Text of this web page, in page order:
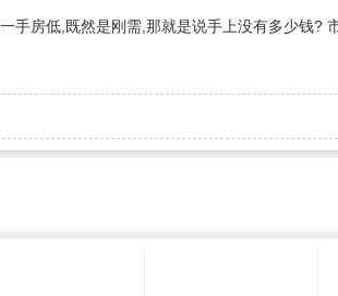
手房低,既然是刚需,那就是说手上没有多少钱?